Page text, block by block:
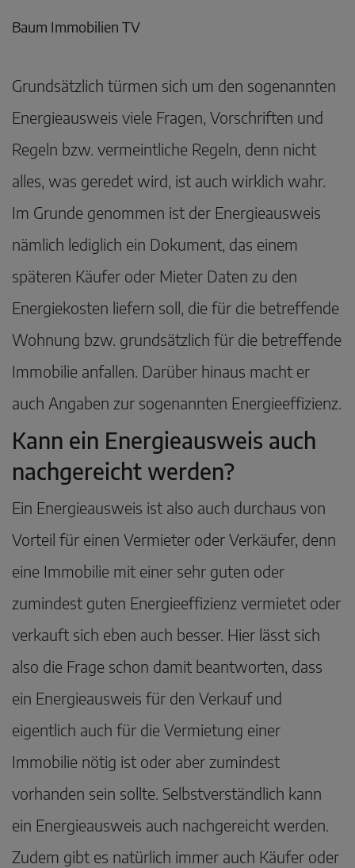
Baum Immobilien TV
Grundsätzlich türmen sich um den sogenannten
Energieausweis viele Fragen, Vorschriften und
Regeln bzw. vermeintliche Regeln, denn nicht
alles, was geredet wird, ist auch wirklich wahr.
Im Grunde genommen ist der Energieausweis
nämlich lediglich ein Dokument, das einem
späteren Käufer oder Mieter Daten zu den
Energiekosten liefern soll, die für die betreffende
Wohnung bzw. grundsätzlich für die betreffende
Immobilie anfallen. Darüber hinaus macht er
auch Angaben zur sogenannten Energieeffizienz.
Kann ein Energieausweis auch
nachgereicht werden?
Ein Energieausweis ist also auch durchaus von
Vorteil für einen Vermieter oder Verkäufer, denn
eine Immobilie mit einer sehr guten oder
zumindest guten Energieeffizienz vermietet oder
verkauft sich eben auch besser. Hier lässt sich
also die Frage schon damit beantworten, dass
ein Energieausweis für den Verkauf und
eigentlich auch für die Vermietung einer
Immobilie nötig ist oder aber zumindest
vorhanden sein sollte. Selbstverständlich kann
ein Energieausweis auch nachgereicht werden.
Zudem gibt es natürlich immer auch Käufer oder